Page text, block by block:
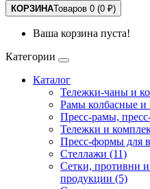
КОРЗИНАТоваров 0 (0 ₽)
Ваша корзина пуста!
Категории
Каталог
Тележки-чаны и
Рамы колбасные
Пресс-рамы,
Тележки и
Пресс-формы для
Стеллажи (11)
Сетки, противни и
продукции (5)